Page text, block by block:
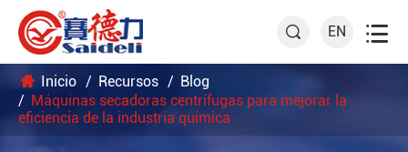
 EN 
Inicio Recursos
Blog
Máquinas secadoras centrífugas para mejorar la
eficiencia de la industria química